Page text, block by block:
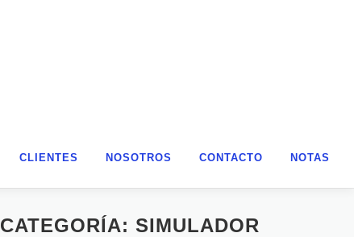
CLIENTES NOSOTROS CONTACTO NOTAS
CATEGORÍA: SIMULADOR